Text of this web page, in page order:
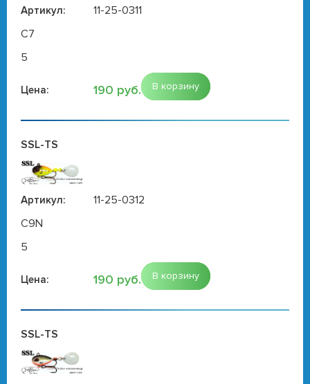
Артикул:
11-25-0311
C7
5
Цена: 190 руб. В корзину
SSL-TS
Артикул:
11-25-0312
C9N
5
Цена: 190 руб. В корзину
SSL-TS